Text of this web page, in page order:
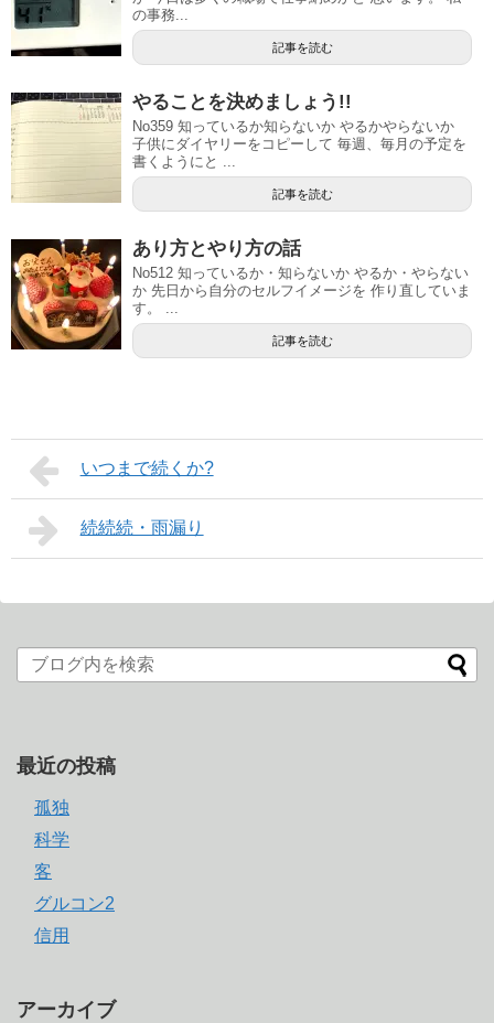
の事務...
記事を読む
やることを決めましょう!!
No359 知っているか知らないか やるかやらないか
子供にダイヤリーをコピーして 毎週、毎月の予定を
書くようにと ...
記事を読む
あり方とやり方の話
No512 知っているか・知らないか やるか・やらない
か 先日から自分のセルフイメージを 作り直していま
す。 ...
記事を読む
いつまで続くか?
続続続・雨漏り
最近の投稿
孤独
科学
客
グルコン2
信用
アーカイブ